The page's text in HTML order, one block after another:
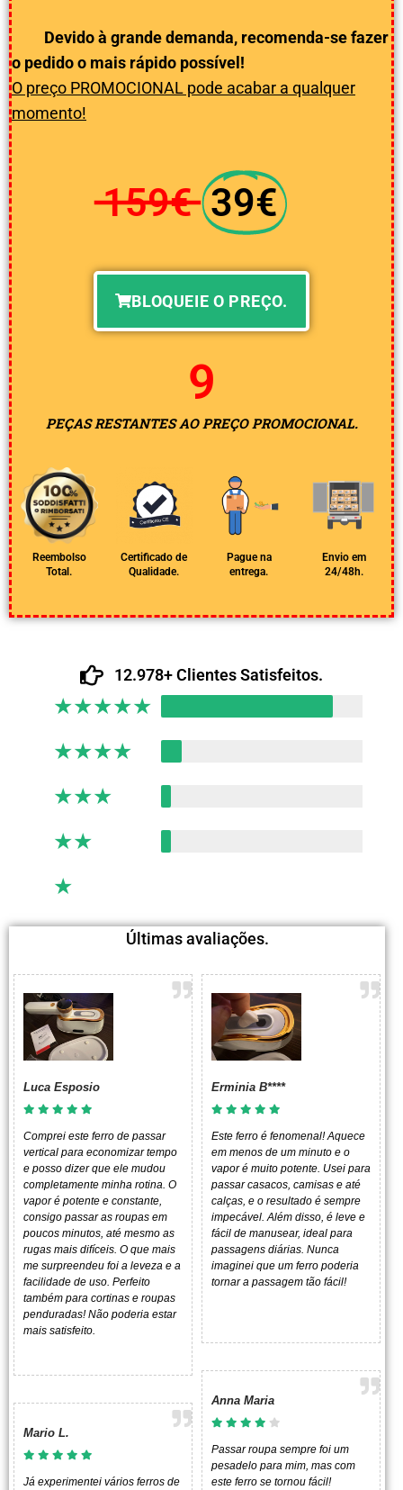
Devido à grande demanda, recomenda-se fazer
o pedido o mais rápido possível!
O preço PROMOCIONAL pode acabar a qualquer
momento!
159€ 39€
BLOQUEIE O PREÇO.
PEÇAS RESTANTES AO PREÇO PROMOCIONAL.
8
Reembolso
Total.
Certificado de
Qualidade.
Pague na
entrega.
Envio em
24/48h.
12.978+ Clientes Satisfeitos.
★★★★★
★★★★
★★★
★★
★
Últimas avaliações.
Luca Esposio
Comprei este ferro de passar
vertical para economizar tempo
e posso dizer que ele mudou
completamente minha rotina. O
vapor é potente e constante,
consigo passar as roupas em
poucos minutos, até mesmo as
rugas mais difíceis. O que mais
me surpreendeu foi a leveza e a
facilidade de uso. Perfeito
também para cortinas e roupas
penduradas! Não poderia estar
mais satisfeito.
Mario L.
Já experimentei vários ferros de
Erminia B****
Este ferro é fenomenal! Aquece
em menos de um minuto e o
vapor é muito potente. Usei para
passar casacos, camisas e até
calças, e o resultado é sempre
impecável. Além disso, é leve e
fácil de manusear, ideal para
passagens diárias. Nunca
imaginei que um ferro poderia
tornar a passagem tão fácil!
Anna Maria
Passar roupa sempre foi um
pesadelo para mim, mas com
este ferro se tornou fácil!